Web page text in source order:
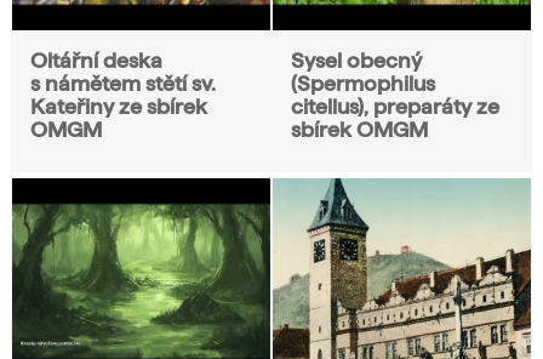
Oltářní deska
s námětem stětí sv.
Kateřiny ze sbírek
OMGM
Sysel obecný
(Spermophilus
citellus), preparáty ze
sbírek OMGM